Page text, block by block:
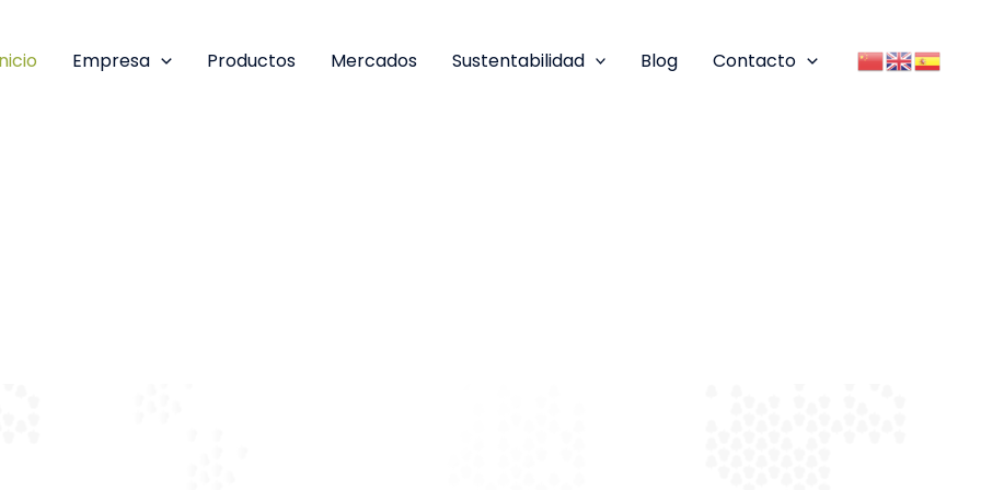
Empresa Productos Mercados Sustentabilidad Blog Contacto